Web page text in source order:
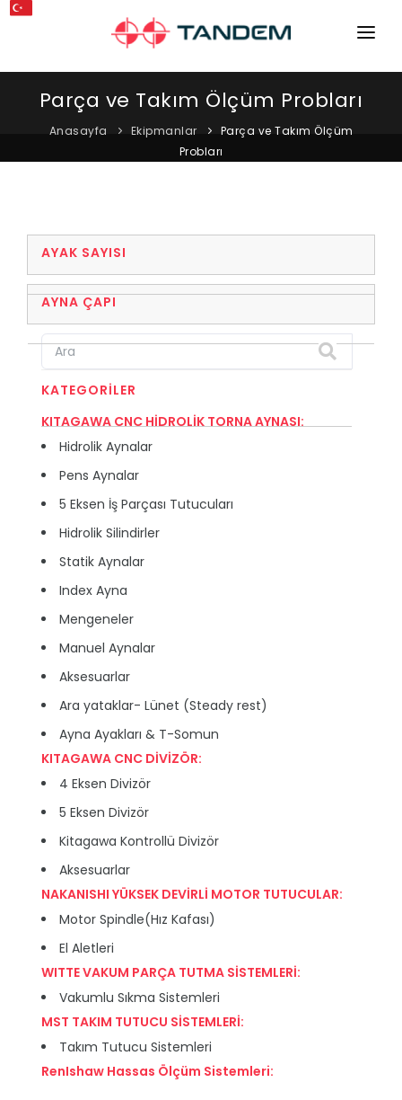
ANA SAYFA
KURUMSAL
KATALOGLAR
BLOG
İLETIŞIM
SERVIS
Parça ve Takım Ölçüm Probları
Anasayfa Ekipmanlar
Parça ve Takım Ölçüm
Probları
AYAK SAYISI
AYNA ÇAPI
KATEGORILER
KITAGAWA CNC HİDROLİK TORNA AYNASI:
Hidrolik Aynalar
Pens Aynalar
5 Eksen İş Parçası Tutucuları
Hidrolik Silindirler
Statik Aynalar
Index Ayna
Mengeneler
Manuel Aynalar
Aksesuarlar
Ara yataklar- Lünet (Steady rest)
Ayna Ayakları & T-Somun
KITAGAWA CNC DİVİZÖR:
4 Eksen Divizör
5 Eksen Divizör
Kitagawa Kontrollü Divizör
Aksesuarlar
NAKANISHI YÜKSEK DEVİRLİ MOTOR TUTUCULAR:
Motor Spindle(Hız Kafası)
El Aletleri
WITTE VAKUM PARÇA TUTMA SİSTEMLERİ:
Vakumlu Sıkma Sistemleri
MST TAKIM TUTUCU SİSTEMLERİ:
Takım Tutucu Sistemleri
RenIshaw Hassas Ölçüm Sistemleri: